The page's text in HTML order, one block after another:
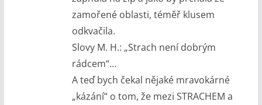
zamořené oblasti, téměř klusem
odkvačila.
Slovy M. H.: „Strach není dobrým
rádcem“…
A teď bych čekal nějaké mravokárné
„kázání“ o tom, že mezi STRACHEM a